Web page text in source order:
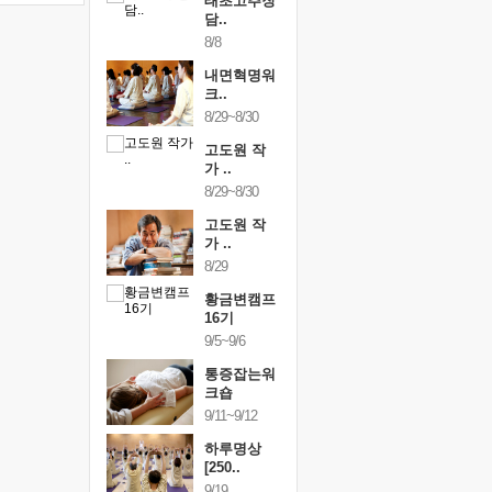
담..
8/8
내면혁명워
크..
8/29~8/30
고도원 작
가 ..
8/29~8/30
고도원 작
가 ..
8/29
황금변캠프
16기
9/5~9/6
통증잡는워
크숍
9/11~9/12
하루명상
[250..